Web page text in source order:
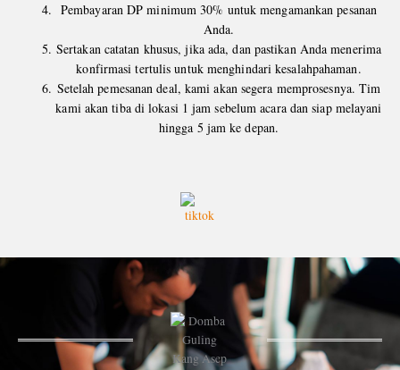
Pembayaran DP minimum 30% untuk mengamankan pesanan
Anda.
Sertakan catatan khusus, jika ada, dan pastikan Anda menerima
konfirmasi tertulis untuk menghindari kesalahpahaman.
Setelah pemesanan deal, kami akan segera memprosesnya. Tim
kami akan tiba di lokasi 1 jam sebelum acara dan siap melayani
hingga 5 jam ke depan.